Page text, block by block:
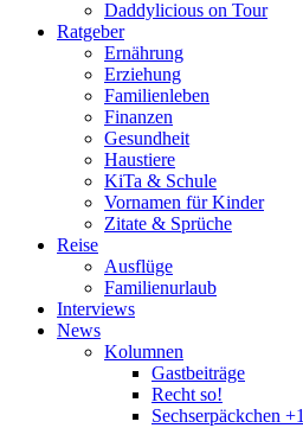
Daddylicious on Tour
Ratgeber
Ernährung
Erziehung
Familienleben
Finanzen
Gesundheit
Haustiere
KiTa & Schule
Vornamen für Kinder
Zitate & Sprüche
Reise
Ausflüge
Familienurlaub
Interviews
News
Kolumnen
Gastbeiträge
Recht so!
Sechserpäckchen +1